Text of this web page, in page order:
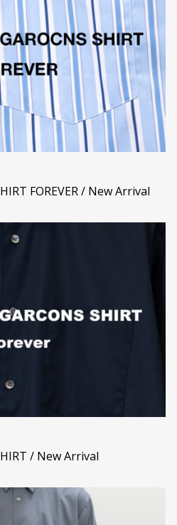
FOREVER / New Arrival
/ New Arrival